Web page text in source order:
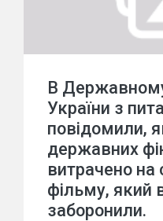
В
України з
повідомили,
державних
витрачено на
фільму, який
заборонили.